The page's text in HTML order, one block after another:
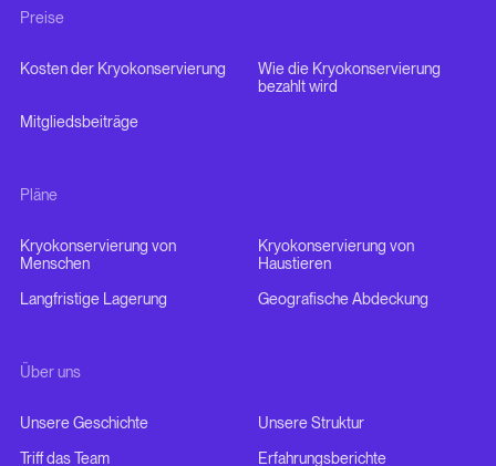
Preise
Kosten der Kryokonservierung
Wie die Kryokonservierung
bezahlt wird
Mitgliedsbeiträge
Pläne
Kryokonservierung von
Menschen
Kryokonservierung von
Haustieren
Langfristige Lagerung
Geografische Abdeckung
Über uns
Unsere Geschichte
Unsere Struktur
Triff das Team
Erfahrungsberichte